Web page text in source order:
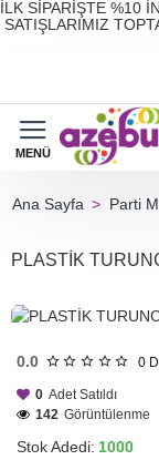
İLK SİPARİŞTE
SATIŞLARIMIZ
Parti
PLASTİK
0.0 0
Stok Adedi: 1000
0 Adet Satıldı
142 Görüntülenme